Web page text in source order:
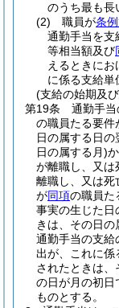
のうち最も長
(2)
職員が条
通勤手当を支
等相当額及び
えるときに
に係る支給単
(支給の始期及
第19条
通勤手
の職員たる要件
日の属する日の
日の属する月)
が離職し、又は
離職し、又は死
が同項の職員た
事実の生じた日
きは、その日
通勤手当の支給
出が、これに係
されたときは、
の日が月の初日
ものとする。